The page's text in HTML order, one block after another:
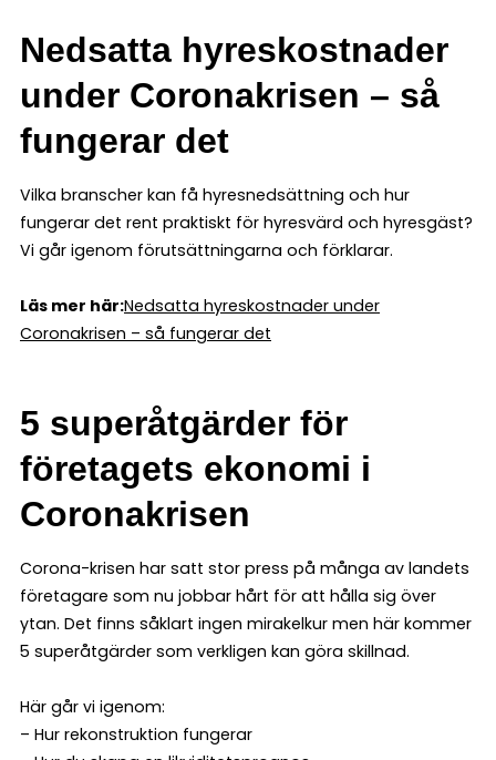
Nedsatta hyreskostnader
under Coronakrisen – så
fungerar det
Vilka branscher kan få hyresnedsättning och hur
fungerar det rent praktiskt för hyresvärd och hyresgäst?
Vi går igenom förutsättningarna och förklarar.
Läs mer här:Nedsatta hyreskostnader under
Coronakrisen – så fungerar det
5 superåtgärder för
företagets ekonomi i
Coronakrisen
Corona-krisen har satt stor press på många av landets
företagare som nu jobbar hårt för att hålla sig över
ytan. Det finns såklart ingen mirakelkur men här kommer
5 superåtgärder som verkligen kan göra skillnad.
Här går vi igenom:
– Hur rekonstruktion fungerar